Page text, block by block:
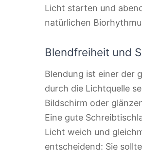
Licht starten und
natürlichen
Blendfreiheit und
Blendung ist einer der
durch die Lichtquelle
Bildschirm oder
Eine gute
Licht weich und
entscheidend: Sie